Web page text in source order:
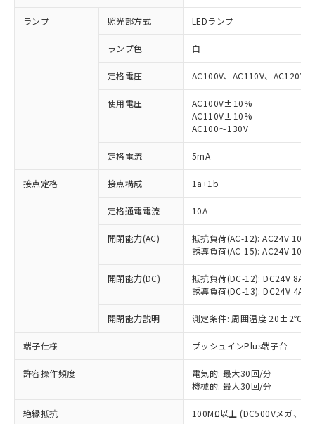
ランプ 照光部方式 LEDランプ
ランプ色 白
定格電圧 AC100V、AC110V、AC120V
使用電圧
AC100V±10%
AC110V±10%
AC100～130V
定格電流 5mA
接点定格 接点構成 1a+1b
定格通電電流 10A
開閉能力(AC)
抵抗負荷(AC-12): AC24V 10A/
誘導負荷(AC-15): AC24V
開閉能力(DC)
抵抗負荷(DC-12): DC24V 8A/
誘導負荷(DC-13): DC24V 4A/
開閉能力説明 測定条件: 周囲温度 20±2℃、
端子仕様 プッシュインPlus端子台
許容操作頻度
電気的: 最大30回/分
機械的: 最大30回/分
絶縁抵抗 100MΩ以上 (DC500Vメガ、点
以下の条件をお読みいただき、同意のうえ
ご利用ください。
本サービスは、当社制御機器事業取扱
商品の当社在庫状況および標準価格
(税抜)を提供させていただくもので
当社制御機器事業取扱商品の中には、
本サービスの対象外となる商品もある
対応済み：EU RoHS指令（10物質）の
非含有に対応した製品が提供可能な商品で
対応予定：EU RoHS指令（10物質）の非含
有に対応した製品に切り替える予定のある
対応予定なし：EU RoHS指令（10物質）の
非含有に非対応の商品で、対応品を出す予
定はありません。
調査・確認中：EU RoHS指令（10物質）の
非含有の対応状況を調査中または確認中の
非該当品：ライセンス料など無形物で、有
害物質有無と関係のない商品です。
仕入先様の事情により、非含有部品として
※1 中国RoHS○×表
「○」：最大均質材料含有率が中国RoHSの
基準値以下であることを示します。
「×」：最大均質材料含有率が中国RoHSの
基準値を超えていることを示します。